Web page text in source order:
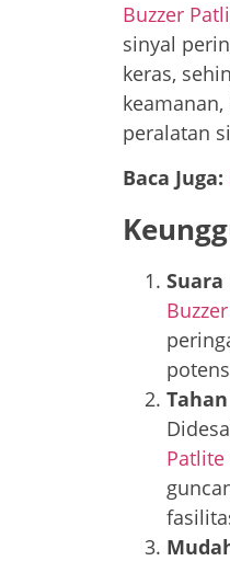
Buzzer
sinyal
keras,
peralatan
Baca Juga:
Suara
Patlite